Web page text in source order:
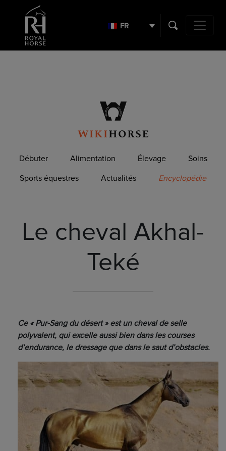
FR
Débuter Alimentation Élevage Soins
Sports équestres Actualités Encyclopédie
Le cheval Akhal-
Teké
Ce « Pur-Sang du désert » est un cheval de selle
polyvalent, qui excelle aussi bien dans les courses
d’endurance, le dressage que dans le saut d’obstacles.